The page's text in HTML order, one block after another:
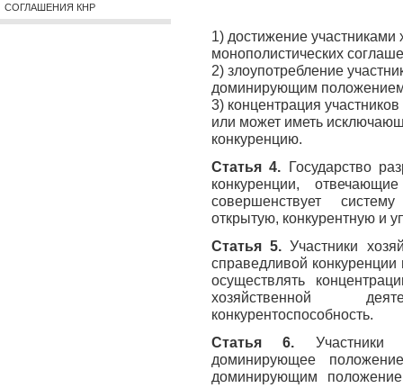
СОГЛАШЕНИЯ КНР
1) достижение участниками
монополистических
2) злоупотребление
доминирующим
3) концентрация
или может иметь
конкуренцию.
Статья 4. Государство
конкуренции,
совершенствует
открытую, конкурентную и
Статья 5. Участники
справедливой
осуществлять
хозяйственной
конкурентоспособность.
Статья 6. Участники
доминирующее
доминирующим